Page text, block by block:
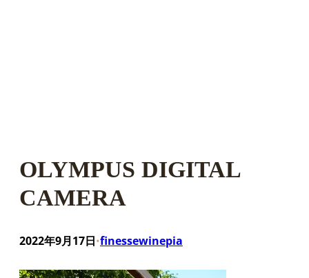
OLYMPUS DIGITAL
CAMERA
2022年9月17日•finessewinepia